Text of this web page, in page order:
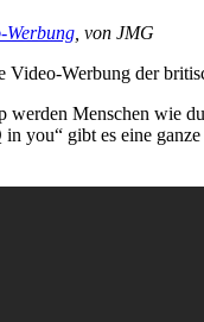
Werbung , von JMG
Werbung der
Menschen wie
you“ gibt es eine